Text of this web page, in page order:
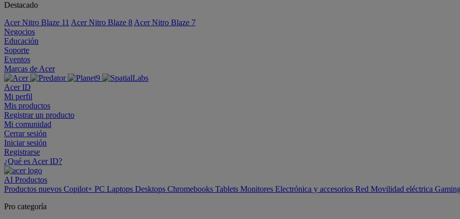
Destacado
Acer Nitro Blaze 11 Acer Nitro Blaze 8 Acer Nitro Blaze 7
Negocios
Educación
Soporte
Eventos
Marcas de Acer
Acer ID
Mi perfil
Mis productos
Registrar un producto
Mi comunidad
Cerrar sesión
Iniciar sesión
Registrarse
¿Qué es Acer ID?
AI Productos
Productos nuevos Copilot+ PC Laptops Desktops Chromebooks Tablets Monitores Electrónica y accesorios Red Movilidad eléctrica
Pro categoría